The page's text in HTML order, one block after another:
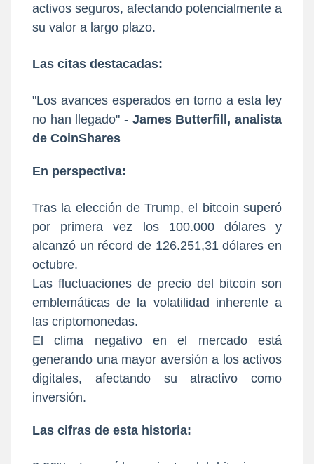
activos seguros, afectando potencialmente a
su valor a largo plazo.
Las citas destacadas:
"Los avances esperados en torno a esta ley
no han llegado" - James Butterfill, analista
de CoinShares
En perspectiva:
Tras la elección de Trump, el bitcoin superó
por primera vez los 100.000 dólares y
alcanzó un récord de 126.251,31 dólares en
octubre.
Las fluctuaciones de precio del bitcoin son
emblemáticas de la volatilidad inherente a
las criptomonedas.
El clima negativo en el mercado está
generando una mayor aversión a los activos
digitales, afectando su atractivo como
inversión.
Las cifras de esta historia: